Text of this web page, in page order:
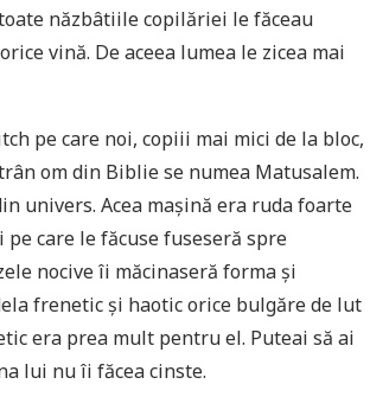
năzbâtiile copilăriei le făceau
vină. De aceea lumea le zicea mai
pe care noi, copiii mai mici de la bloc,
om din Biblie se numea Matusalem.
univers. Acea mașină era ruda foarte
care le făcuse fuseseră spre
nocive îi măcinaseră forma și
frenetic și haotic orice bulgăre de lut
era prea mult pentru el. Puteai să ai
lui nu îi făcea cinste.